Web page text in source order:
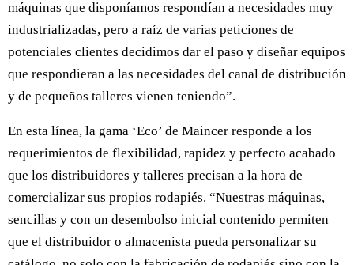
máquinas que disponíamos respondían a necesidades muy
industrializadas, pero a raíz de varias peticiones de
potenciales clientes decidimos dar el paso y diseñar equipos
que respondieran a las necesidades del canal de distribución
y de pequeños talleres vienen teniendo”.
En esta línea, la gama ‘Eco’ de Maincer responde a los
requerimientos de flexibilidad, rapidez y perfecto acabado
que los distribuidores y talleres precisan a la hora de
comercializar sus propios rodapiés. “Nuestras máquinas,
sencillas y con un desembolso inicial contenido permiten
que el distribuidor o almacenista pueda personalizar su